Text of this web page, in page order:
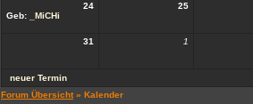
24
Geb:
_MiCHi
25
31 1
neuer Termin
Forum Übersicht» Kalender